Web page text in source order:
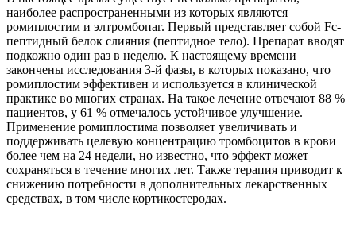
наиболее распространенными из которых являются
ромиплостим и элтромбопаг. Первый представляет собой Fc-
пептидный белок слияния (пептидное тело). Препарат вводят
подкожно один раз в неделю. К настоящему времени
закончены исследования 3-й фазы, в которых показано, что
ромиплостим эффективен и используется в клинической
практике во многих странах. На такое лечение отвечают 88 %
пациентов, у 61 % отмечалось устойчивое улучшение.
Применение ромиплостима позволяет увеличивать и
поддерживать целевую концентрацию тромбоцитов в крови
более чем на 24 недели, но известно, что эффект может
сохраняться в течение многих лет. Также терапия приводит к
снижению потребности в дополнительных лекарственных
средствах, в том числе кортикостеродах.